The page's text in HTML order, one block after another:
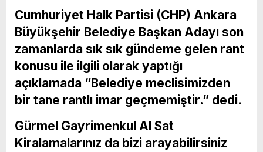
Cumhuriyet Halk Partisi (CHP) Ankara
Büyükşehir Belediye Başkan Adayı son
zamanlarda sık sık gündeme gelen rant
konusu ile ilgili olarak yaptığı
açıklamada “Belediye meclisimizden
bir tane rantlı imar geçmemiştir.” dedi.
Gürmel Gayrimenkul Al Sat
Kiralamalarınız da bizi arayabilirsiniz